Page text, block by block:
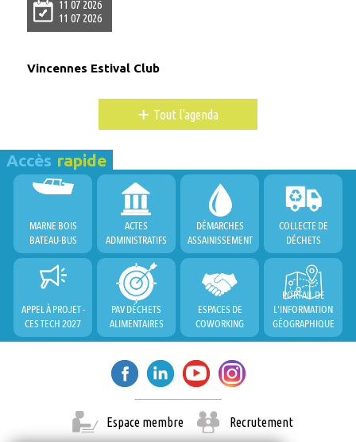
11 07 2026
11 07 2026
Vincennes Estival Club
+ Tout l'agenda
Accès rapide
MARNE BOIS
BATEAU-BUS
ACTES
ADMINISTRATIFS
DÉMARCHES
ASSAINISSEMENT
COLLECTE DE
DÉCHETS
APPEL À PROJET -
CES TECH 2027
PAV DÉCHETS
ALIMENTAIRES
ESPACES DE
COWORKING
PORTAIL DE
L'INFORMATION
GÉOGRAPHIQUE
Espace membre Recrutement